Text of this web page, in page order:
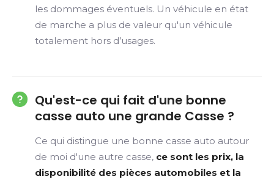
les dommages éventuels. Un véhicule en état
de marche a plus de valeur qu'un véhicule
totalement hors d’usages.
Qu'est-ce qui fait d'une bonne
casse auto une grande Casse ?
Ce qui distingue une bonne casse auto autour
de moi d'une autre casse, ce sont les prix, la
disponibilité des pièces automobiles et la